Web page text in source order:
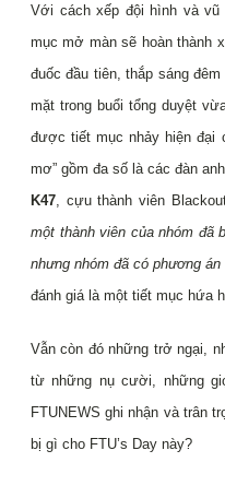
Với cách xếp đội hình và
mục mở màn sẽ hoàn thành
đuốc đầu tiên, thắp sáng đêm
mặt trong buổi tổng duyệt
được tiết mục nhảy hiện đại
mơ” gồm đa số là các đàn
K47 , cựu thành viên
một thành viên của nhóm đã
nhưng nhóm đã có phương
đánh giá là một tiết mục hứa
Vẫn còn đó những trở ngại,
từ những nụ cười, những
FTUNEWS ghi nhận và trân
bị gì cho FTU’s Day này?